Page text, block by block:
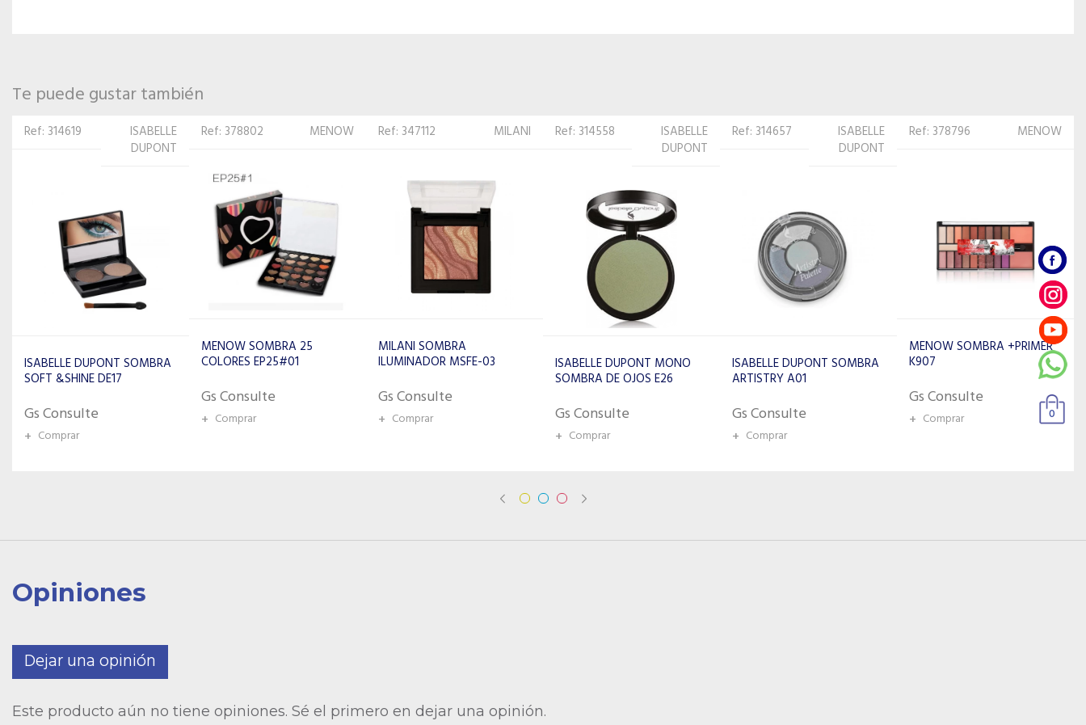
Te puede gustar también
Ref: 378802 MENOW
COLORES EP25#01
+ Comprar
Ref: 347112 MILANI
MILANI SOMBRA
ILUMINADOR MSFE-03
Gs Consulte
+ Comprar
Ref: 314558
ISABELLE
ISABELLE DUPONT MONO
Gs Consulte
Ref: 314657
ISABELLE
DUPONT
ISABELLE DUPONT SOMBRA
ARTISTRY A01
Gs Consulte
+ Comprar
Ref: 378796 MENOW
K907
+ Comprar
Ref: 230315
REVLON
REVLON SOMBRA
Gs Consulte
Opiniones
Dejar una opinión
Este producto aún no tiene opiniones. Sé el primero en dejar una opinión.
0